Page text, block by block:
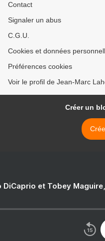
Contact
Signaler un abus
C.G.U.
Cookies et données
Préférences cookies
Voir le profil de Jean-Marc
Créer un
DiCaprio et Tobey